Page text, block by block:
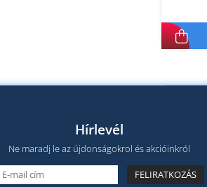
és
Hírlevél
Ne maradj le az újdonságokrol és akcióinkról